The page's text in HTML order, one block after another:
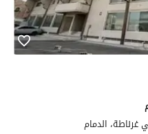
غرناطة، الدمام